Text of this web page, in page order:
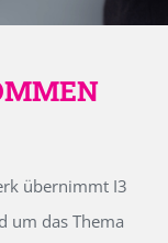
übernimmt I3
um das Thema